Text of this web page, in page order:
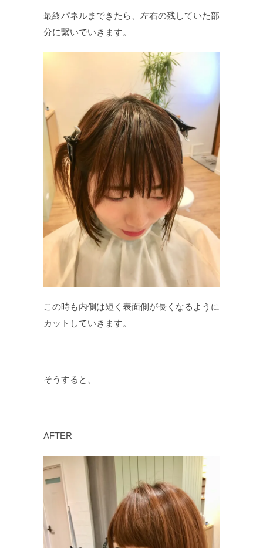
最終パネルまできたら、左右の残していた部
分に繋いでいきます。
この時も内側は短く表面側が長くなるように
カットしていきます。
そうすると、
AFTER